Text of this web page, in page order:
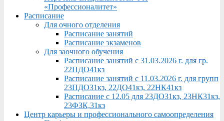
«Профессионалитет»
Расписание
Для очного отделения
Расписание занятий
Расписание экзаменов
Для заочного обучения
Расписание занятий с 31.03.2026 г. для гр.
22ПДО41кз
Расписание занятий с 11.03.2026 г. для групп
23ПДО31кз, 22ДО41кз, 22НК41кз
Расписание с 12.05 для 23ДО31кз, 23НК31кз,
23ФЗК,31кз
Центр карьеры и профессионального самоопределения